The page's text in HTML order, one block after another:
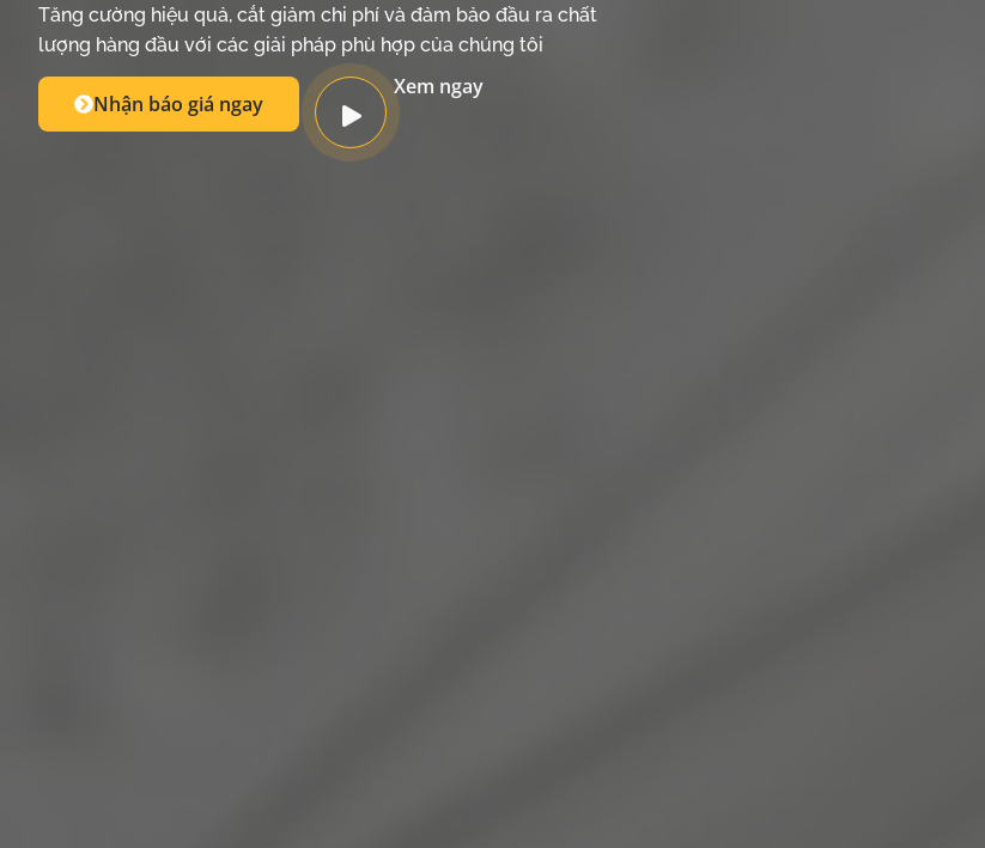
Tăng cường hiệu quả, cắt giảm chi phí và đảm bảo đầu ra chất
lượng hàng đầu với các giải pháp phù hợp của chúng tôi
Nhận báo giá ngay
Xem ngay